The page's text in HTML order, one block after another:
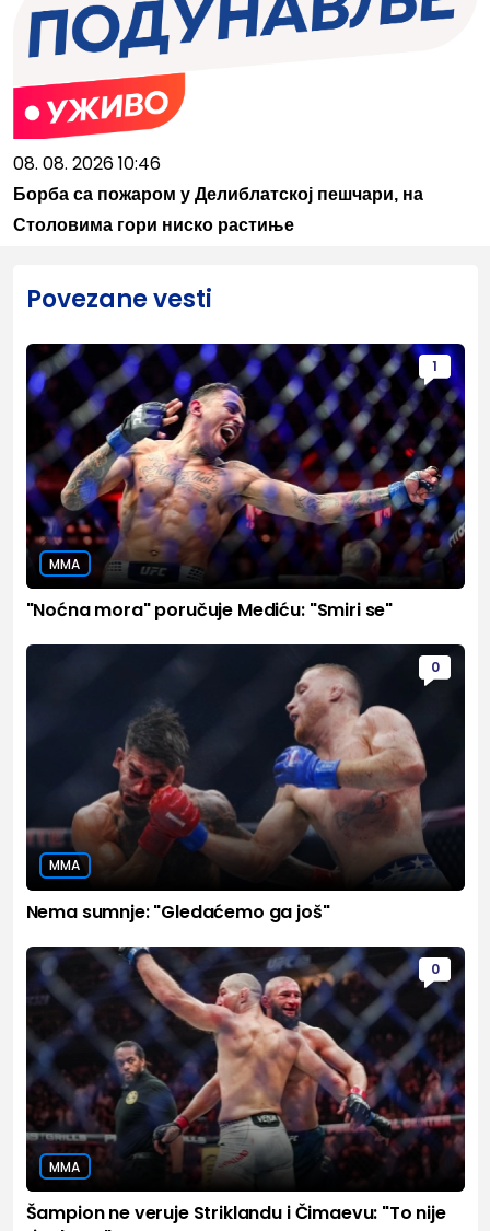
08. 08. 2026 10:46
Борба са пожаром у Делиблатској пешчари, на
Столовима гори ниско растиње
Povezane vesti
1
MMA
"Noćna mora" poručuje Mediću: "Smiri se"
0
MMA
Nema sumnje: "Gledaćemo ga još"
0
MMA
Šampion ne veruje Striklandu i Čimaevu: "To nije